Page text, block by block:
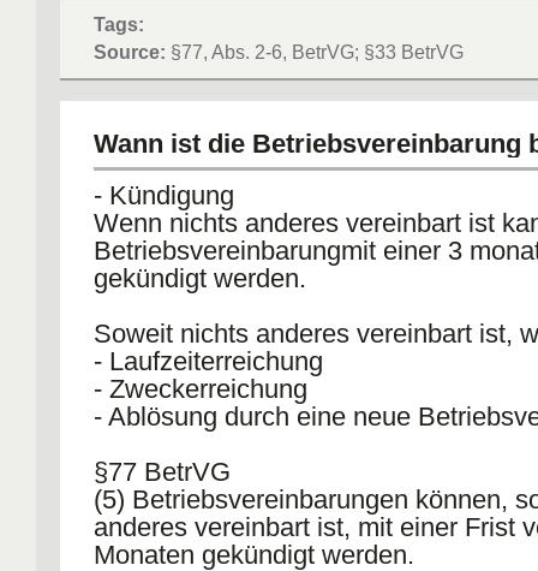
Tags:
Source: §77, Abs. 2-6, BetrVG; §33 BetrVG
Wann ist die Betriebsvereinbarung
- Kündigung
Wenn nichts anderes vereinbart ist
Betriebsvereinbarungmit einer 3
gekündigt werden.
Soweit nichts anderes vereinbart ist,
- Laufzeiterreichung
- Zweckerreichung
- Ablösung durch eine neue
§77 BetrVG
(5) Betriebsvereinbarungen können,
anderes vereinbart ist, mit einer Frist
Monaten gekündigt werden.